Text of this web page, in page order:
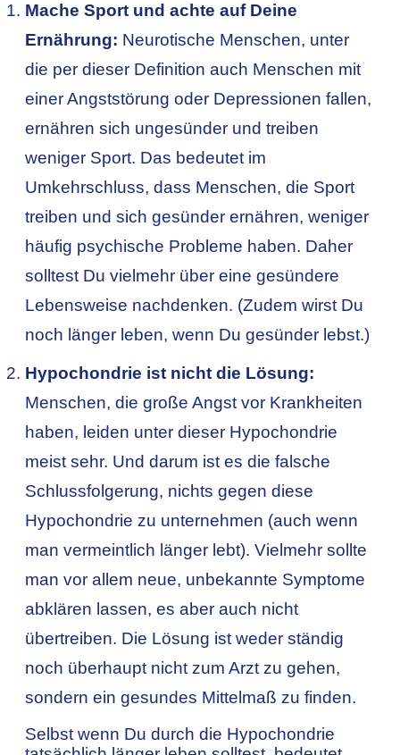
Mache Sport und achte auf Deine
Ernährung: Neurotische Menschen, unter
die per dieser Definition auch Menschen mit
einer Angststörung oder Depressionen fallen,
ernähren sich ungesünder und treiben
weniger Sport. Das bedeutet im
Umkehrschluss, dass Menschen, die Sport
treiben und sich gesünder ernähren, weniger
häufig psychische Probleme haben. Daher
solltest Du vielmehr über eine gesündere
Lebensweise nachdenken. (Zudem wirst Du
noch länger leben, wenn Du gesünder lebst.)
Hypochondrie ist nicht die Lösung:
Menschen, die große Angst vor Krankheiten
haben, leiden unter dieser Hypochondrie
meist sehr. Und darum ist es die falsche
Schlussfolgerung, nichts gegen diese
Hypochondrie zu unternehmen (auch wenn
man vermeintlich länger lebt). Vielmehr sollte
man vor allem neue, unbekannte Symptome
abklären lassen, es aber auch nicht
übertreiben. Die Lösung ist weder ständig
noch überhaupt nicht zum Arzt zu gehen,
sondern ein gesundes Mittelmaß zu finden.
Selbst wenn Du durch die Hypochondrie